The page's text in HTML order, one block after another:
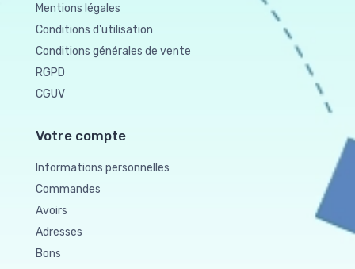
Mentions légales
Conditions d'utilisation
Conditions générales de vente
RGPD
CGUV
Votre compte
Informations personnelles
Commandes
Avoirs
Adresses
Bons